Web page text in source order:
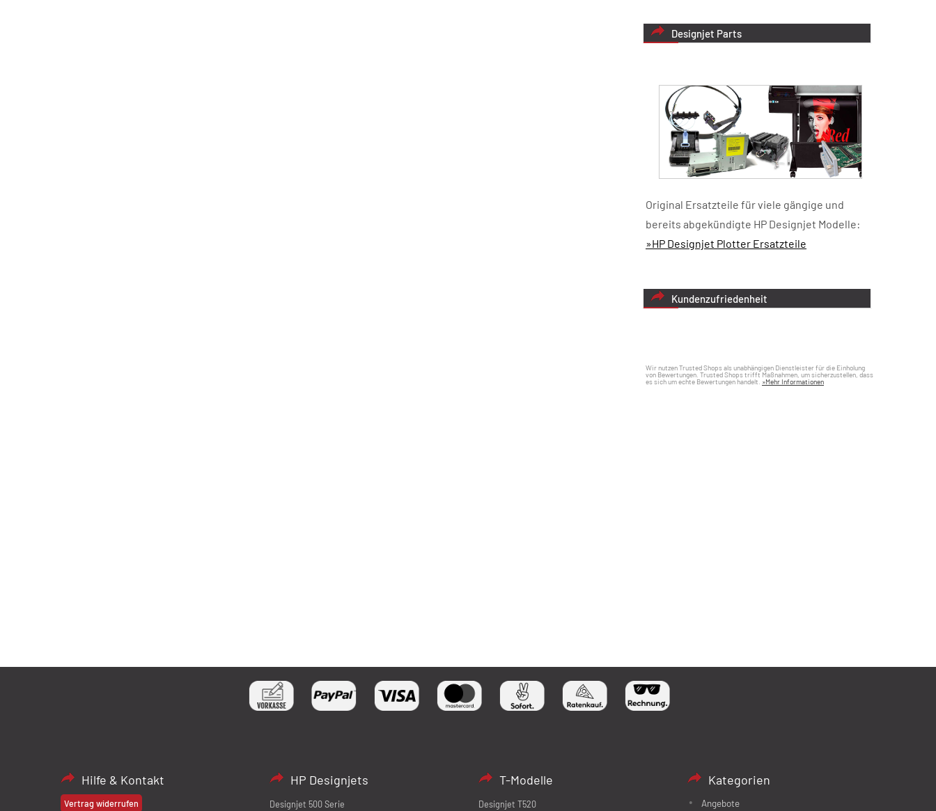
Designjet Parts
Original Ersatzteile für viele gängige und
bereits abgekündigte HP Designjet Modelle:
»HP Designjet Plotter Ersatzteile
Kundenzufriedenheit
Wir nutzen Trusted Shops als unabhängigen Dienstleister für die Einholung
von Bewertungen. Trusted Shops trifft Maßnahmen, um sicherzustellen, dass
es sich um echte Bewertungen handelt. »Mehr Informationen
Hilfe & Kontakt
Vertrag widerrufen
HP Designjets
Designjet 500 Serie
T-Modelle
Designjet T520
Kategorien
Angebote